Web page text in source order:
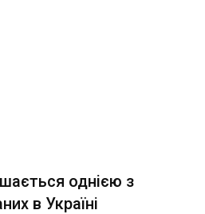
однією з
в Україні